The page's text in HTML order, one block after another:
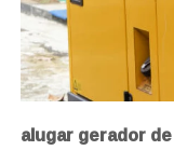
alugar gerador